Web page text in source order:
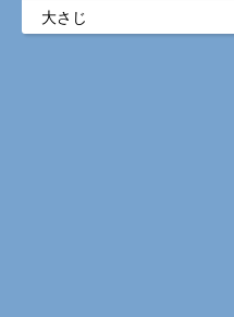
大さじ